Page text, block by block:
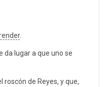
.
da lugar a que uno se
roscón de Reyes, y que,